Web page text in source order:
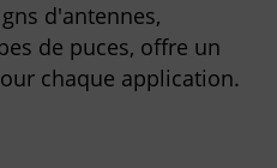
d'antennes,
de puces, offre un
chaque application.